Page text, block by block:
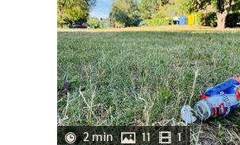
2 min 11 1